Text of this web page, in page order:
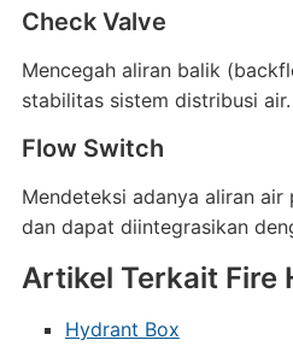
Check Valve
Mencegah aliran balik
stabilitas sistem distribusi air.
Flow Switch
Mendeteksi adanya aliran
dan dapat diintegrasikan
Artikel Terkait Fire
Hydrant Box